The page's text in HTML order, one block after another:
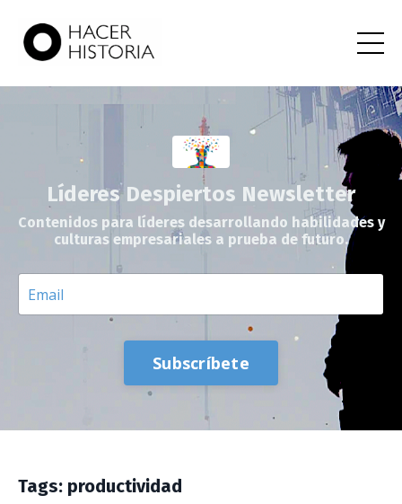
Líderes Despiertos Newsletter
Contenidos para líderes desarrollando habilidades y
culturas empresariales a prueba de futuro.
Subscríbete
Tags: productividad